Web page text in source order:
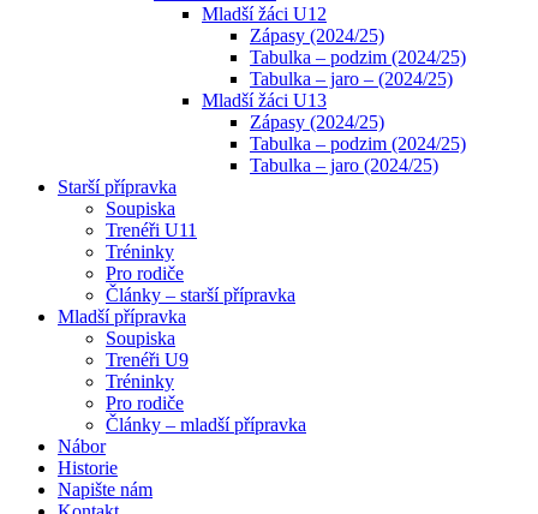
Mladší žáci U12
Zápasy (2024/25)
Tabulka – podzim (2024/25)
Tabulka – jaro – (2024/25)
Mladší žáci U13
Zápasy (2024/25)
Tabulka – podzim (2024/25)
Tabulka – jaro (2024/25)
Starší přípravka
Soupiska
Trenéři U11
Tréninky
Pro rodiče
Články – starší přípravka
Mladší přípravka
Soupiska
Trenéři U9
Tréninky
Pro rodiče
Články – mladší přípravka
Nábor
Historie
Napište nám